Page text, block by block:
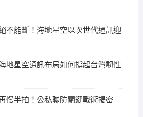
不能斷！海地星空以次世代通訊迎
地星空通訊布局如何撐起台灣韌性
慢半拍！公私聯防關鍵戰術揭密